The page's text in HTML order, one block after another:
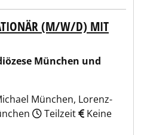
(M/W/D) MIT
München und
München, Lorenz-
Teilzeit
Keine